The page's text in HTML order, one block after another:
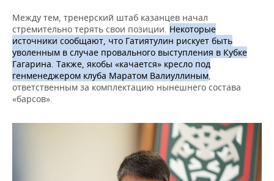
Между тем, тренерский штаб казанцев начал
стремительно терять свои позиции. Некоторые
источники сообщают, что Гатиятулин рискует быть
уволенным в случае провального выступления в Кубке
Гагарина. Также, якобы «качается» кресло под
генменеджером клуба Маратом Валиуллиным,
ответственным за комплектацию нынешнего состава
«барсов».